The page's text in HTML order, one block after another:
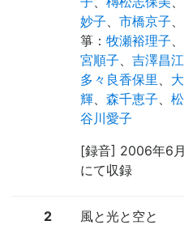
妙子
市橋京子
箏 ： 牧瀬裕理子
宮順子
吉澤昌江
多々良香保里
輝
森千恵子
谷川愛子
[録音] 2006年6
にて収録
2
風と光と空と